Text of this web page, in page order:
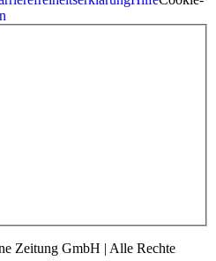
Zeitung GmbH | Alle Rechte